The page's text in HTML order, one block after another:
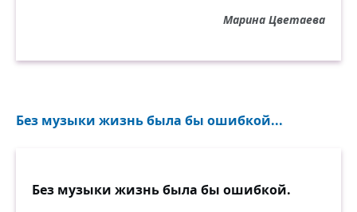
Марина Цветаева
Без музыки жизнь была бы ошибкой...
Без музыки жизнь была бы ошибкой.